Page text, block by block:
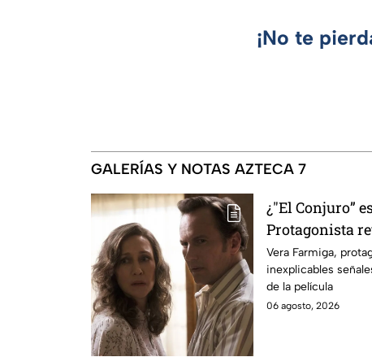
¡No te
GALERÍAS Y NOTAS AZTECA 7
¿"El Conjuro”
Protagonista
señales en su
grabación de
Vera Farmiga,
inexplicables
de la película
06 agosto, 2026